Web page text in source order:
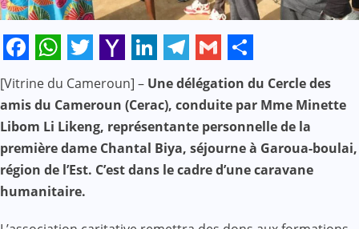
Facebook
WhatsApp
Twitter
Yahoo
Mail
LinkedIn
Telegram
GmailShare
[Vitrine du Cameroun] – Une délégation du Cercle des
amis du Cameroun (Cerac), conduite par Mme Minette
Libom Li Likeng, représentante personnelle de la
première dame Chantal Biya, séjourne à Garoua-boulai,
région de l’Est. C’est dans le cadre d’une caravane
humanitaire.